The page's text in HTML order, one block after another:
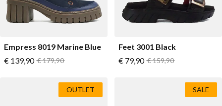
Empress 8019 Marine Blue
Vanaf
€ 139,90 Normale prijs
€ 179,90
Feet 3001 Black
Vanaf
€ 79,90 Normale prijs
€ 159,90
OUTLET SALE